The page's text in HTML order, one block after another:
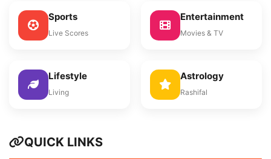
Sports
Live Scores
Entertainment
Movies & TV
Lifestyle
Living
Astrology
Rashifal
QUICK LINKS